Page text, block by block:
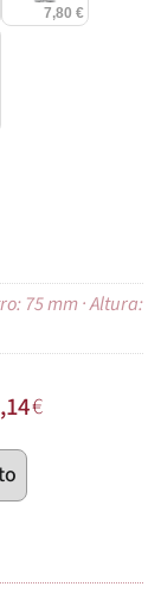
7,80 €
75 mm · Altura:
,14€